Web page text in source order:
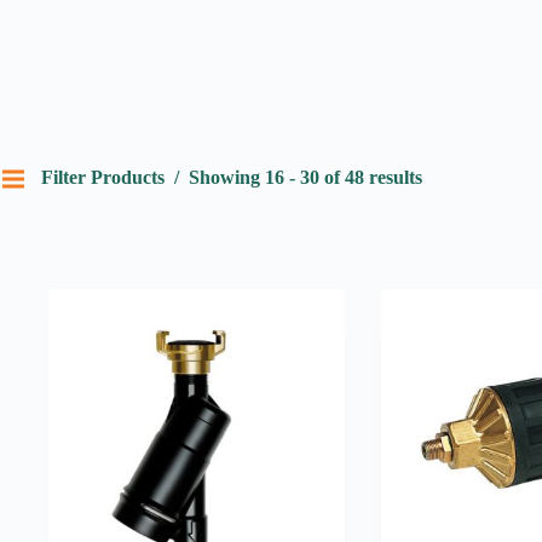
Filter Products Showing 16 - 30 of 48 results